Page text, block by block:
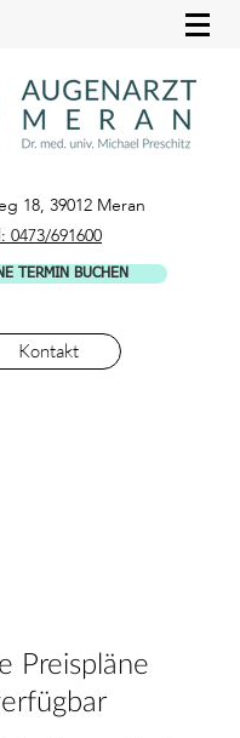
18, 39012 Meran
0473/691600
TERMIN BUCHEN
Kontakt
Preispläne